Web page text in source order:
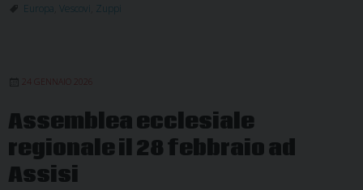
Europa Vescovi Zuppi
24 GENNAIO 2026
Assemblea ecclesiale
regionale il 28 febbraio ad
Assisi